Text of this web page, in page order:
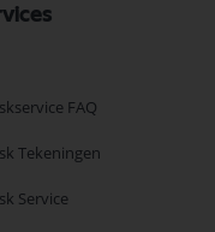
FAQ
Tekeningen
Service